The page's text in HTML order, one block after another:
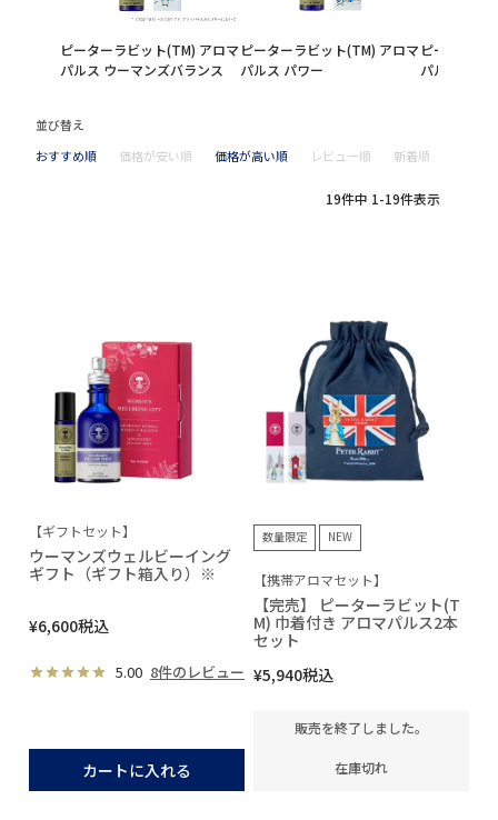
ピーターラビット(TM) アロマ
パルス ウーマンズバランス
ピーターラビット(TM) アロマ
パルス パワー
ピーターラ
パルス ナイ
並び替え
おすすめ順
価格が安い順 価格が高い順 レビュー順 新着順
19件中 1-19件表示
【ギフトセット】
ウーマンズウェルビーイング
ギフト（ギフト箱入り）※
¥6,600税込
5.00 8件のレビュー
カートに入れる
数量限定 NEW
【携帯アロマセット】
【完売】 ピーターラビット(T
M) 巾着付き アロマパルス2本
セット
¥5,940税込
販売を終了しました。
在庫切れ